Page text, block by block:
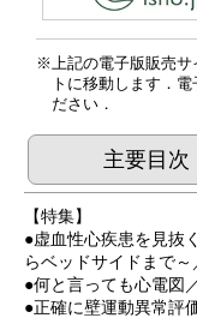
上記の電子版販売
トに移動します．
ださい．
主要目次
【特集】
●虚血性心疾患を見抜
らベッドサイドまで
●何と言っても心電図
●正確に壁運動異常評